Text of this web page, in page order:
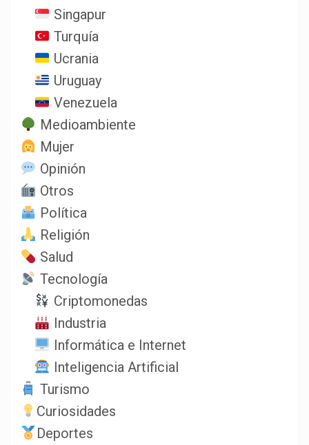
Singapur
Turquía
Ucrania
Uruguay
Venezuela
Medioambiente
Mujer
Opinión
Otros
Política
Religión
Salud
Tecnología
Criptomonedas
Industria
Informática e Internet
Inteligencia Artificial
Turismo
Curiosidades
Deportes